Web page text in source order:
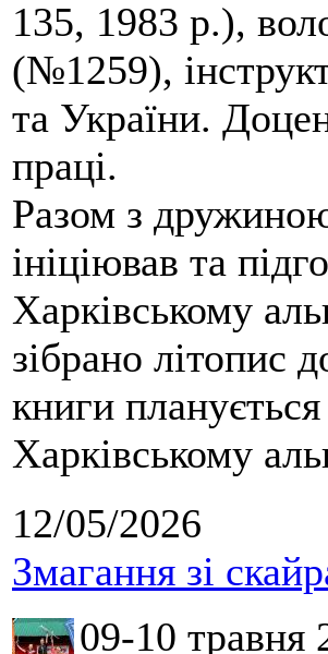
135, 1983 р.),
(№1259),
та України.
праці.
Разом з
ініціював та
Харківському
зібрано літопис
книги
Харківському
12/05/2026
Змагання зі
09-10 травня